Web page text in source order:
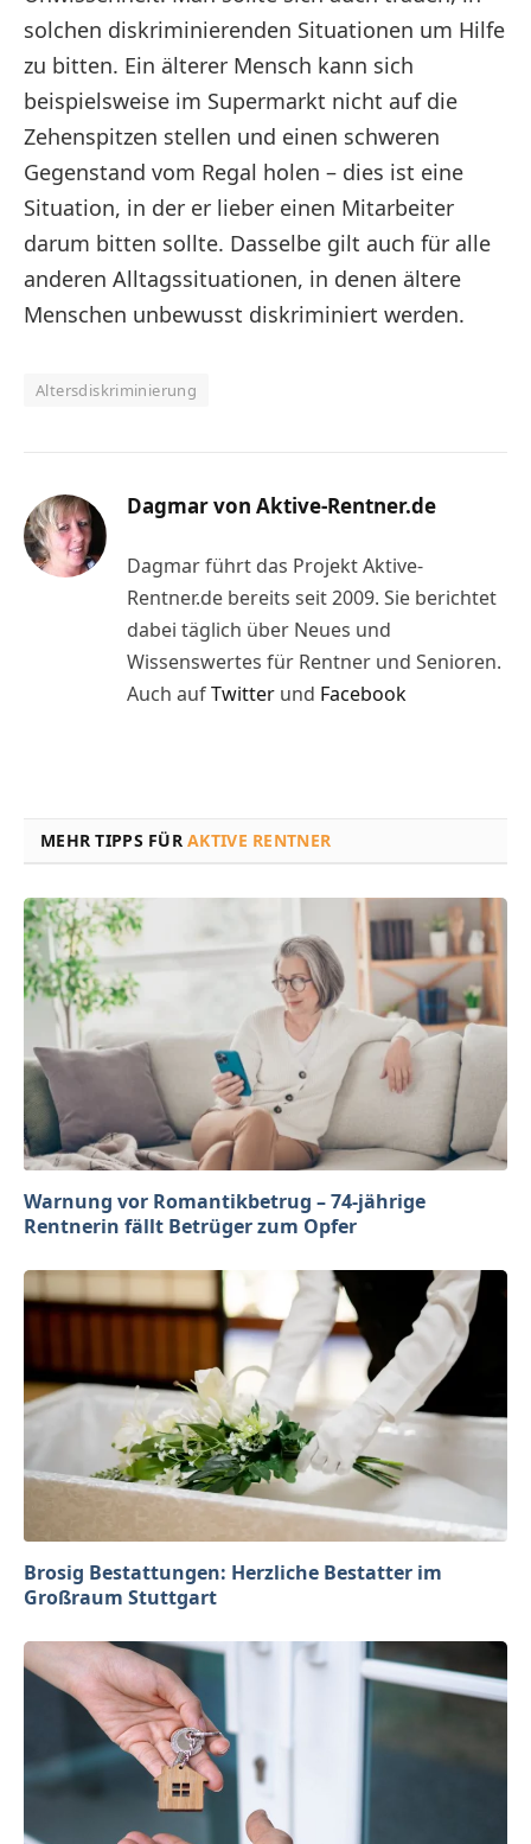
solchen diskriminierenden Situationen um Hilfe
zu bitten. Ein älterer Mensch kann sich
beispielsweise im Supermarkt nicht auf die
Zehenspitzen stellen und einen schweren
Gegenstand vom Regal holen – dies ist eine
Situation, in der er lieber einen Mitarbeiter
darum bitten sollte. Dasselbe gilt auch für alle
anderen Alltagssituationen, in denen ältere
Menschen unbewusst diskriminiert werden.
Altersdiskriminierung
Dagmar von Aktive-Rentner.de
Dagmar führt das Projekt Aktive-
Rentner.de bereits seit 2009. Sie berichtet
dabei täglich über Neues und
Wissenswertes für Rentner und Senioren.
Auch aufTwitter und Facebook
MEHR TIPPS FÜRAKTIVE RENTNER
Warnung vor Romantikbetrug – 74-jährige
Rentnerin fällt Betrüger zum Opfer
Brosig Bestattungen: Herzliche Bestatter im
Großraum Stuttgart